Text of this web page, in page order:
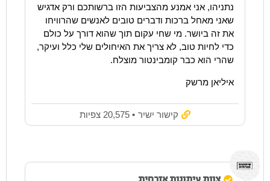
נתניהו, אני אמנע מהצביעות הזו ברשותכם ורק אדגיש
שאני מאחל ברכות ודברים טובים לאנשים שהרוויחו
את זה ביושר. מי שחי עקום תוך שהוא דורך על כולם
כדי לחיות טוב, לא צריך את האיחולים שלי כלל ועיקר,
שהרי הוא כבר קומבינטור מוצלח.
איליאן מרשק
קישור ישיר • 20,575 צפיות